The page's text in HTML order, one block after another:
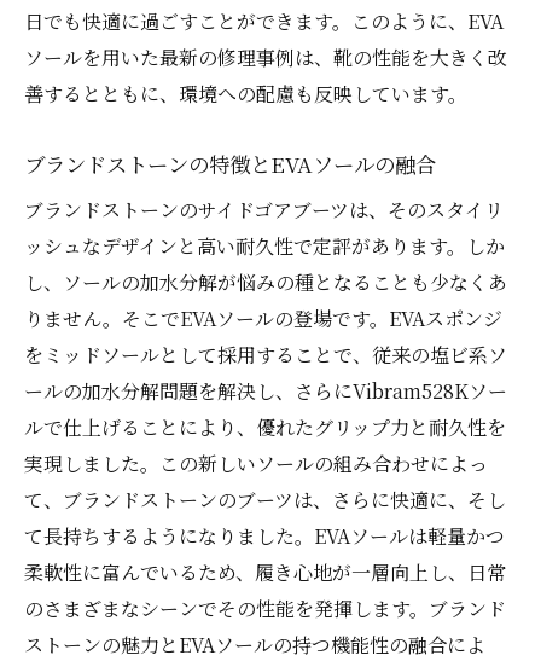
日でも快適に過ごすことができます。このように、EVA
ソールを用いた最新の修理事例は、靴の性能を大きく改
善するとともに、環境への配慮も反映しています。
ブランドストーンの特徴とEVAソールの融合
ブランドストーンのサイドゴアブーツは、そのスタイリ
ッシュなデザインと高い耐久性で定評があります。しか
し、ソールの加水分解が悩みの種となることも少なくあ
りません。そこでEVAソールの登場です。EVAスポンジ
をミッドソールとして採用することで、従来の塩ビ系ソ
ールの加水分解問題を解決し、さらにVibram528Kソー
ルで仕上げることにより、優れたグリップ力と耐久性を
実現しました。この新しいソールの組み合わせによっ
て、ブランドストーンのブーツは、さらに快適に、そし
て長持ちするようになりました。EVAソールは軽量かつ
柔軟性に富んでいるため、履き心地が一層向上し、日常
のさまざまなシーンでその性能を発揮します。ブランド
ストーンの魅力とEVAソールの持つ機能性の融合によ